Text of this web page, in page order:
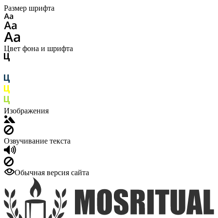
Размер шрифта
Цвет фона и шрифта
Изображения
Озвучивание текста
Обычная версия сайта